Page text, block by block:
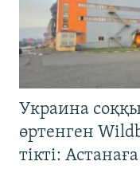
Украина
өртенген
тікті: